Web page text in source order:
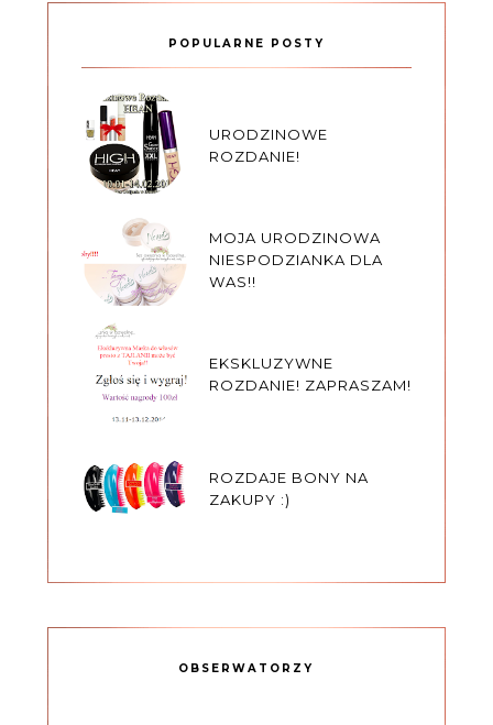
POPULARNE POSTY
URODZINOWE
ROZDANIE!
MOJA URODZINOWA
NIESPODZIANKA DLA
WAS!!
EKSKLUZYWNE
ROZDANIE! ZAPRASZAM!
ROZDAJE BONY NA
ZAKUPY :)
OBSERWATORZY